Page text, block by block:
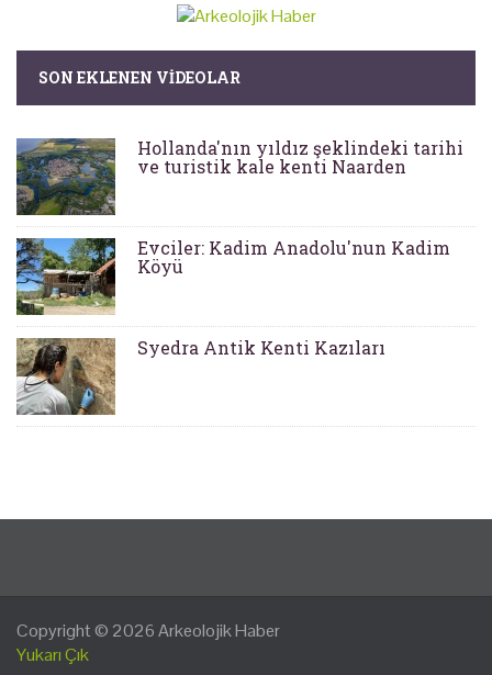
SON EKLENEN VIDEOLAR
Hollanda'nın yıldız şeklindeki tarihi
ve turistik kale kenti Naarden
Evciler: Kadim Anadolu'nun Kadim
Köyü
Syedra Antik Kenti Kazıları
Copyright © 2026Arkeolojik Haber
Yukarı Çık